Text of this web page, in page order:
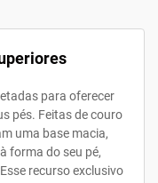
para oferecer
pés. Feitas de couro
uma base macia,
forma do seu pé,
recurso exclusivo